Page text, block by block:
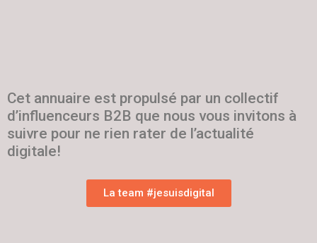
Cet annuaire est propulsé par un collectif
d’influenceurs B2B que nous vous invitons à
suivre pour ne rien rater de l’actualité
digitale!
La team #jesuisdigital